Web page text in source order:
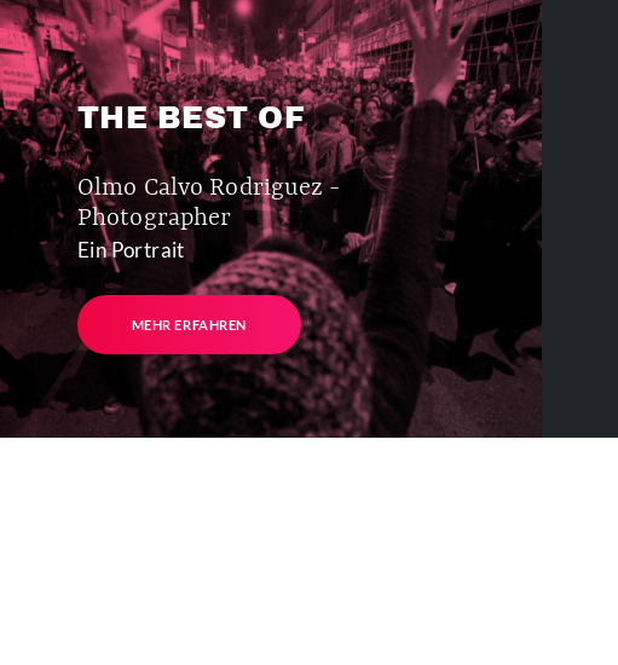
THE BEST OF
Olmo Calvo Rodriguez -
Photographer
Ein Portrait
MEHR ERFAHREN